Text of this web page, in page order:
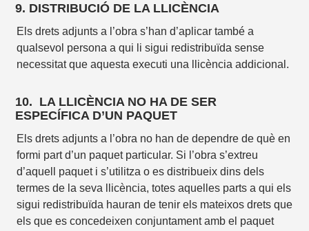
9. DISTRIBUCIÓ DE LA LLICÈNCIA
Els drets adjunts a l’obra s’han d’aplicar també a
qualsevol persona a qui li sigui redistribuïda sense
necessitat que aquesta executi una llicència addicional.
10. LA LLICÈNCIA NO HA DE SER
ESPECÍFICA D’UN PAQUET
Els drets adjunts a l’obra no han de dependre de què en
formi part d’un paquet particular. Si l’obra s’extreu
d’aquell paquet i s’utilitza o es distribueix dins dels
termes de la seva llicència, totes aquelles parts a qui els
sigui redistribuïda hauran de tenir els mateixos drets que
els que es concedeixen conjuntament amb el paquet